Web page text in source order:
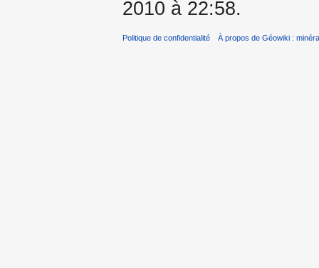
2010 à 22:58.
Politique de confidentialité À propos de Géowiki :